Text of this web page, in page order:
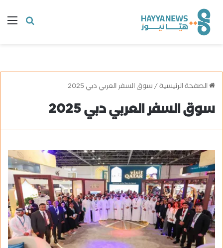
البحث
الصفحة الرئيسية/سوق السفر العربي دبي 2025
سوق السفر العربي دبي 2025